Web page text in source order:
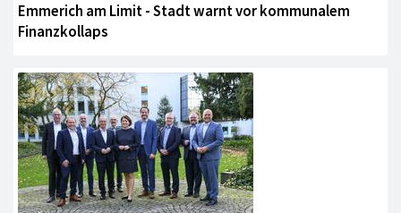
Emmerich am Limit - Stadt warnt vor kommunalem
Finanzkollaps